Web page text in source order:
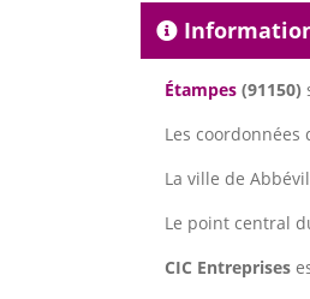
Étampes (91150)
Les coordonnées
La ville de
Le point central
CIC Entreprises